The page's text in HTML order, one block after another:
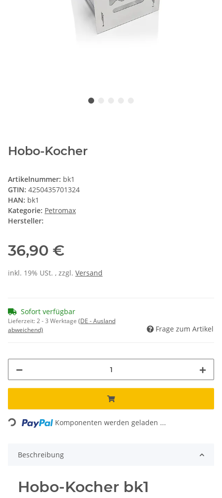
Hobo-Kocher
Artikelnummer: bk1
GTIN: 4250435701324
HAN: bk1
Kategorie: Petromax
Hersteller:
36,90 €
inkl. 19% USt. , zzgl. Versand
Sofort verfügbar
Lieferzeit:2 - 3 Werktage (DE - Ausland
abweichend)
Frage zum Artikel
Loading... Komponenten werden geladen ...
Beschreibung
Hobo-Kocher bk1